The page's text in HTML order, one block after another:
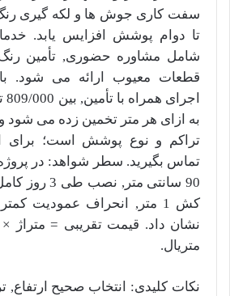
سفت کاری جوش ها و لکه گیری
تا دوام پوشش افزایس یابد.
شامل مشاوره حضوری, تأمین
قطعات معیوب ارائه می شود.
اجرای همراه با تأمین, بین 809/000 تا
به ازای هر متر تخمین زده می شود
تراکم و نوع پوشش است؛ برای
90 سانتی متر,
نشان داد. قیمت تقریبی = متراژ
متریال.
نکات کلیدی: انتخاب صحیح